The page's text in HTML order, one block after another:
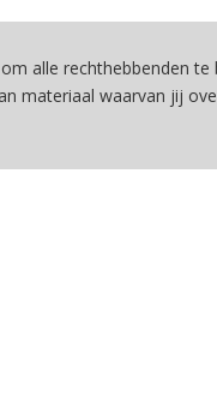
alle rechthebbenden
materiaal waarvan jij